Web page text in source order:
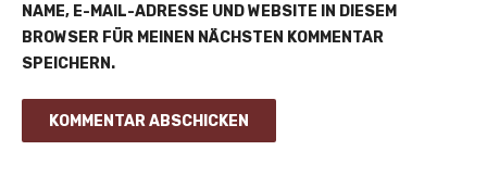
NAME, E-MAIL-ADRESSE UND WEBSITE IN DIESEM
BROWSER FÜR MEINEN NÄCHSTEN KOMMENTAR
SPEICHERN.